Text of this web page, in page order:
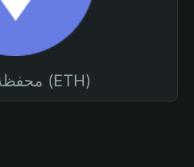
محفظة إيثيريوم (ETH)